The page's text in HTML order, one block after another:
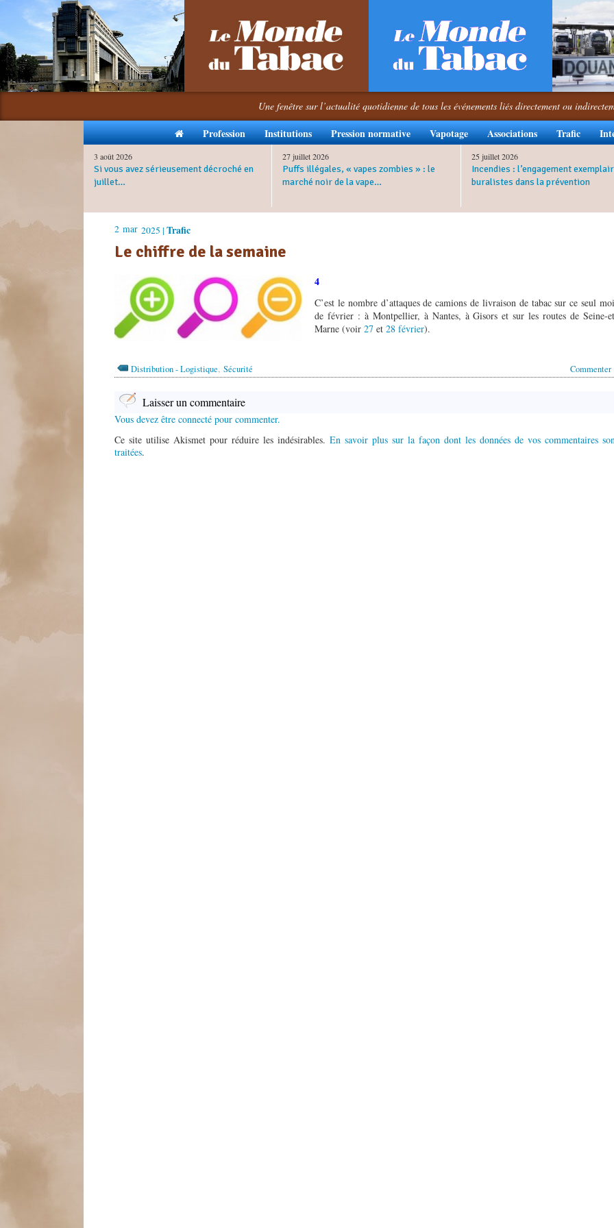
Une fenêtre sur l’actualité quotidienne de tous les événements liés directement ou
Profession Institutions Pression normative Vapotage Associations Trafic
3 août 2026
Si vous avez sérieusement décroché en
juillet…
27 juillet 2026
Puffs illégales, « vapes zombies » : le
marché noir de la vape…
25 juillet 2026
Incendies : l’engagement
buralistes dans la prévention
2 mar 2025 | Trafic
Le chiffre de la semaine
4
C’est le nombre d’attaques de camions de livraison de tabac sur ce seul
de février : à Montpellier, à Nantes, à Gisors et sur les routes de Seine-
Marne (voir 27 et 28 février).
Commenter
Distribution - Logistique, Sécurité
Laisser un commentaire
Vous devez être connecté pour commenter.
Ce site utilise Akismet pour réduire les indésirables. En savoir plus sur la façon dont les données de vos commentaires
traitées.